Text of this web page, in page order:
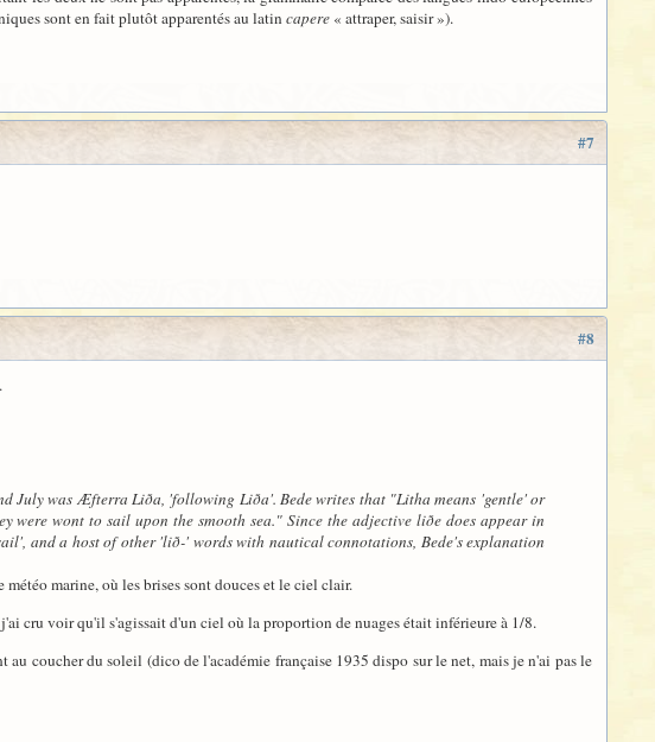
sont en fait plutôt apparentés au latincapere « attraper, saisir »).
#7
#8
July was Æfterra Liða, 'following Liða'. Bede writes that "Litha means 'gentle' or
were wont to sail upon the smooth sea." Since the adjective liðe does appear in
and a host of other 'lið-' words with nautical connotations, Bede's explanation
marine, où les brises sont douces et le ciel clair.
cru voir qu'il s'agissait d'un ciel où la proportion de nuages était inférieure à 1/8.
coucher du soleil (dico de l'académie française 1935 dispo sur le net, mais je n'ai pas le